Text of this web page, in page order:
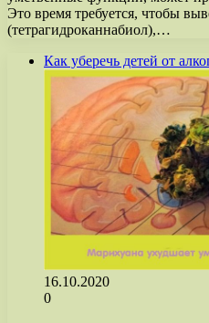
Это время требуется, чтобы
(тетрагидроканнабиол),…
Как уберечь детей от
16.10.2020
0